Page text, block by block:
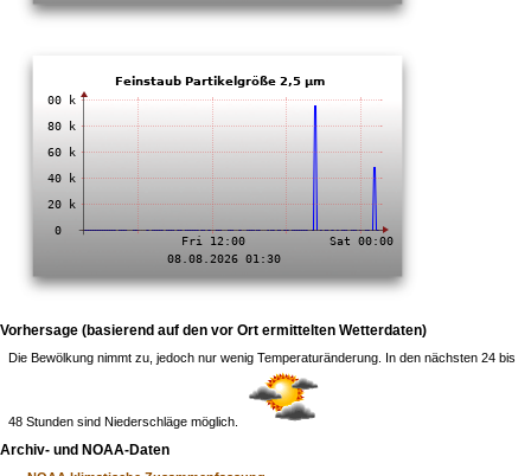
Vorhersage (basierend auf den vor Ort ermittelten Wetterdaten)
Die Bewölkung nimmt zu, jedoch nur wenig Temperaturänderung. In den nächsten 24 bis
48 Stunden sind Niederschläge möglich.
Archiv- und NOAA-Daten